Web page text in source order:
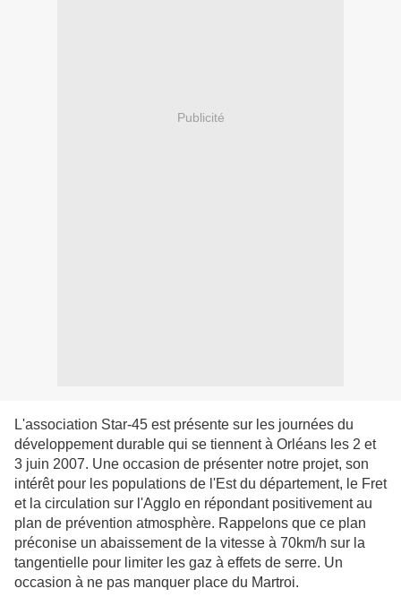
Publicité
L'association Star-45 est présente sur les journées du
développement durable qui se tiennent à Orléans les 2 et
3 juin 2007. Une occasion de présenter notre projet, son
intérêt pour les populations de l'Est du département, le Fret
et la circulation sur l'Agglo en répondant positivement au
plan de prévention atmosphère. Rappelons que ce plan
préconise un abaissement de la vitesse à 70km/h sur la
tangentielle pour limiter les gaz à effets de serre. Un
occasion à ne pas manquer place du Martroi.